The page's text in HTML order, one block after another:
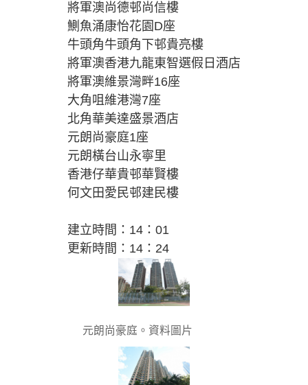
將軍澳尚德邨尚信樓
鰂魚涌康怡花園D座
牛頭角牛頭角下邨貴亮樓
將軍澳香港九龍東智選假日酒店
將軍澳維景灣畔16座
大角咀維港灣7座
北角華美達盛景酒店
元朗尚豪庭1座
元朗橫台山永寧里
香港仔華貴邨華賢樓
何文田愛民邨建民樓
建立時間：14：01
更新時間：14：24
元朗尚豪庭。資料圖片